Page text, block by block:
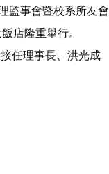
監事會暨校系所友會
店隆重舉行。
任理事長、洪光成